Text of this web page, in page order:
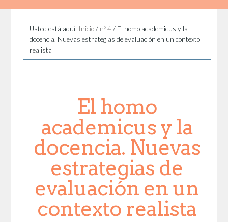
Usted está aquí: Inicio / nº 4 / El homo academicus y la
docencia. Nuevas estrategias de evaluación en un contexto
realista
El homo
academicus y la
docencia. Nuevas
estrategias de
evaluación en un
contexto realista